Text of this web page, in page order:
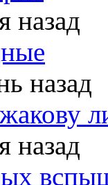
назад
назад
назад